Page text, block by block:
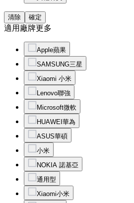
清除 確定
適用廠牌更多
Apple蘋果
SAMSUNG三星
Xiaomi 小米
Lenovo聯強
Microsoft微軟
HUAWEI華為
ASUS華碩
小米
NOKIA 諾基亞
通用型
Xiaomi小米